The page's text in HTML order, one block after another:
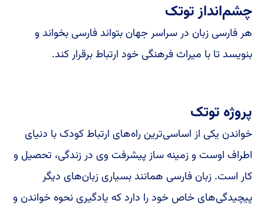
چشم‌انداز توتک
هر فارسی زبان در سراسر جهان بتواند فارسی بخواند و
بنویسد تا با میراث فرهنگی خود ارتباط برقرار کند.
پروژه توتک
خواندن یکی از اساسی‌ترین راه‌های ارتباط کودک با دنیای
اطراف اوست و زمینه ساز پیشرفت وی در زندگی، تحصیل و
کار است. زبان فارسی همانند بسیاری زبان‌های دیگر
پیچیدگی‌های خاص خود را دارد که یادگیری نحوه خواندن و